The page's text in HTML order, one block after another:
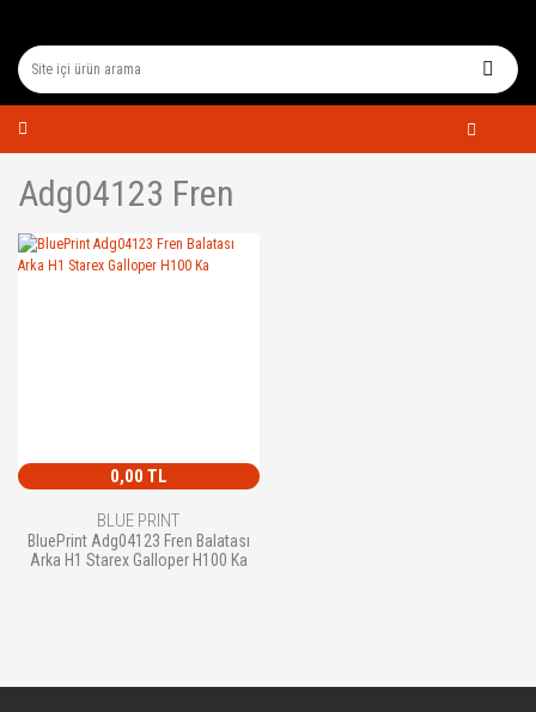
Adg04123 Fren
0,00 TL
BLUE PRINT
BluePrint Adg04123 Fren Balatası
Arka H1 Starex Galloper H100 Ka